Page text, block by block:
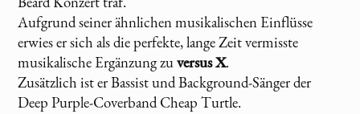
Aufgrund seiner ähnlichen musikalischen Einflüsse
erwies er sich als die perfekte, lange Zeit vermisste
musikalische Ergänzung zuversus X.
Zusätzlich ist er Bassist und Background-Sänger der
Deep Purple-Coverband Cheap Turtle.